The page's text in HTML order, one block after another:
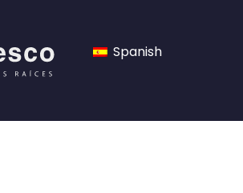
Spanish